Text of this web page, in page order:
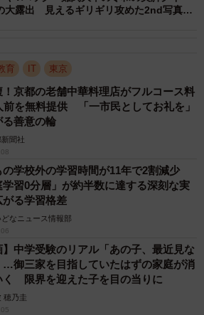
3/3
設している自校史教育講座「早稲田学」
用）
大露出 見えるギリギリ攻めた2nd写真
育 IT 東京
！京都の老舗中華料理店がフルコース料
前を無料提供 「一市民としてお礼を」
る善意の輪
新聞社
の学校外の学習時間が11年で2割減少
学習0分層」が約半数に達する深刻な実
がる学習格差
どなニュース情報部
】中学受験のリアル「あの子、最近見な
…御三家を目指していたはずの家庭が消
く 限界を迎えた子を目の当りに
穂乃圭